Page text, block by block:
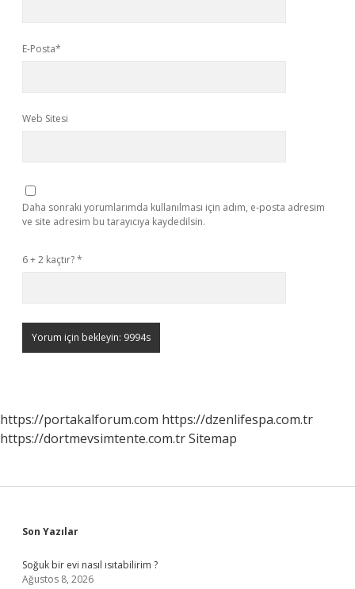
E-Posta*
Web Sitesi
Daha sonraki yorumlarımda kullanılması için adım, e-posta adresim
ve site adresim bu tarayıcıya kaydedilsin.
6 + 2 kaçtır?*
https://portakalforum.com https://dzenlifespa.com.tr
https://dortmevsimtente.com.trSitemap
Sidebar
Son Yazılar
Soğuk bir evi nasıl ısıtabilirim ?
Ağustos 8, 2026